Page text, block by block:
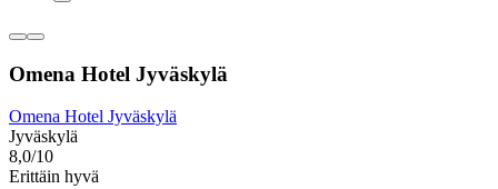
Omena Hotel Jyväskylä
Omena Hotel Jyväskylä
Jyväskylä
8,0/10
Erittäin hyvä